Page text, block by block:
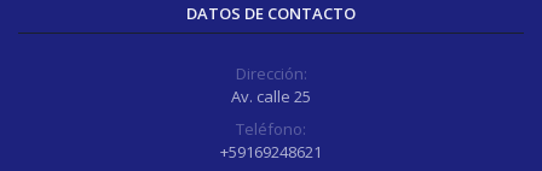
DATOS DE CONTACTO
Dirección:
Av. calle 25
Teléfono:
+59169248621